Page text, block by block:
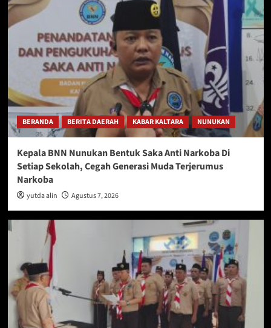
BERANDA BERITA DAERAH KABAR KALTARA NUNUKAN
Kepala BNN Nunukan Bentuk Saka Anti Narkoba Di
Setiap Sekolah, Cegah Generasi Muda Terjerumus
Narkoba
yutda alin Agustus 7, 2026